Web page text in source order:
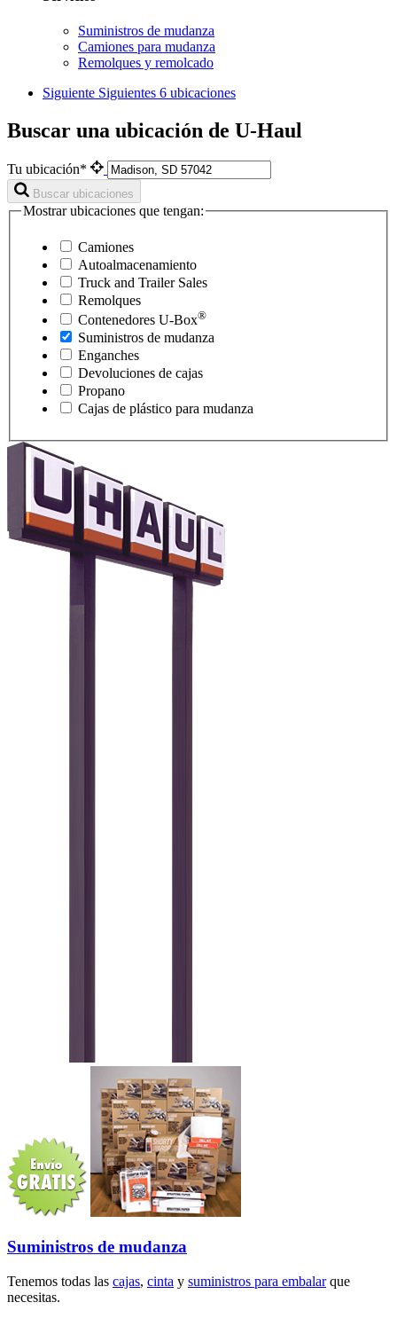
Suministros de mudanza
Camiones para mudanza
Remolques y remolcado
Siguiente Siguientes 6 ubicaciones
Buscar una ubicación de U-Haul
Tu ubicación*
Buscar ubicaciones
Mostrar ubicaciones que tengan:
Camiones
Autoalmacenamiento
Truck and Trailer Sales
Remolques
Contenedores U-Box®
Suministros de mudanza
Enganches
Devoluciones de cajas
Propano
Cajas de plástico para mudanza
Suministros de mudanza
Tenemos todas las cajas, cinta y suministros para embalarque
necesitas.